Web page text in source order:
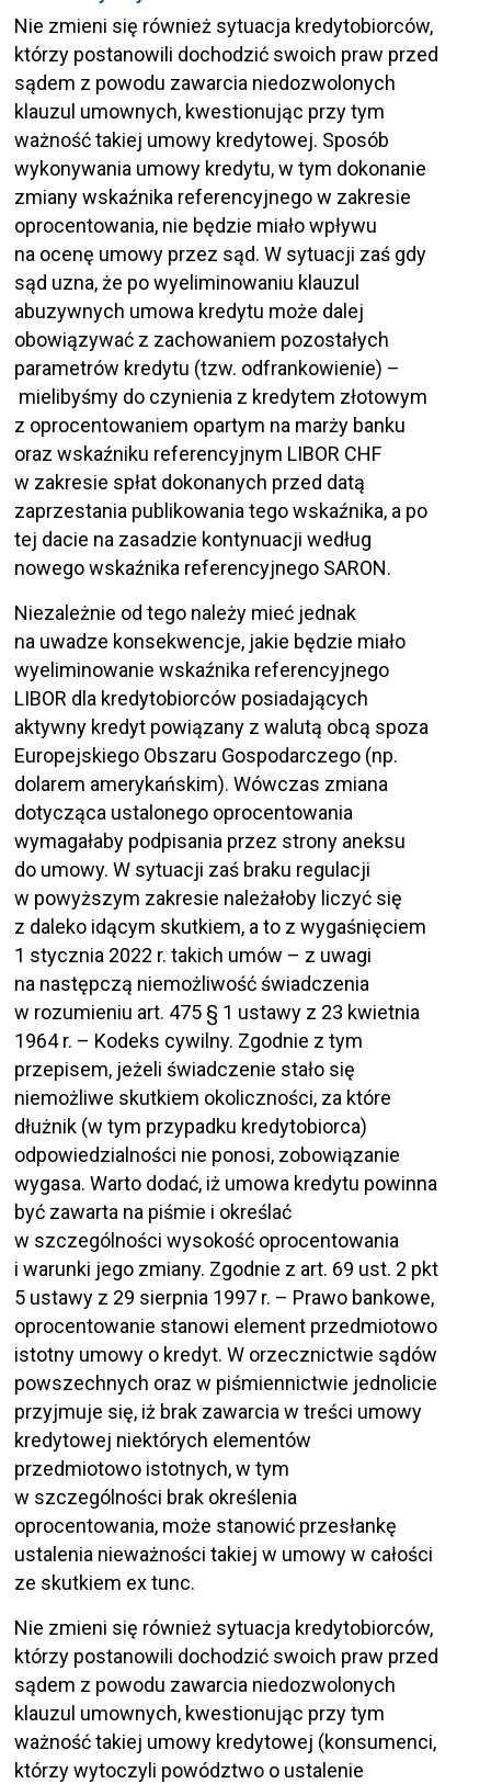
Nie zmieni się również sytuacja kredytobiorców,
którzy postanowili dochodzić swoich praw przed
sądem z powodu zawarcia niedozwolonych
klauzul umownych, kwestionując przy tym
ważność takiej umowy kredytowej. Sposób
wykonywania umowy kredytu, w tym dokonanie
zmiany wskaźnika referencyjnego w zakresie
oprocentowania, nie będzie miało wpływu
na ocenę umowy przez sąd. W sytuacji zaś gdy
sąd uzna, że po wyeliminowaniu klauzul
abuzywnych umowa kredytu może dalej
obowiązywać z zachowaniem pozostałych
parametrów kredytu (tzw. odfrankowienie) –
mielibyśmy do czynienia z kredytem złotowym
z oprocentowaniem opartym na marży banku
oraz wskaźniku referencyjnym LIBOR CHF
w zakresie spłat dokonanych przed datą
zaprzestania publikowania tego wskaźnika, a po
tej dacie na zasadzie kontynuacji według
nowego wskaźnika referencyjnego SARON.
Niezależnie od tego należy mieć jednak
na uwadze konsekwencje, jakie będzie miało
wyeliminowanie wskaźnika referencyjnego
LIBOR dla kredytobiorców posiadających
aktywny kredyt powiązany z walutą obcą spoza
Europejskiego Obszaru Gospodarczego (np.
dolarem amerykańskim). Wówczas zmiana
dotycząca ustalonego oprocentowania
wymagałaby podpisania przez strony aneksu
do umowy. W sytuacji zaś braku regulacji
w powyższym zakresie należałoby liczyć się
z daleko idącym skutkiem, a to z wygaśnięciem
1 stycznia 2022 r. takich umów – z uwagi
na następczą niemożliwość świadczenia
w rozumieniu art. 475 § 1 ustawy z 23 kwietnia
1964 r. – Kodeks cywilny. Zgodnie z tym
przepisem, jeżeli świadczenie stało się
niemożliwe skutkiem okoliczności, za które
dłużnik (w tym przypadku kredytobiorca)
odpowiedzialności nie ponosi, zobowiązanie
wygasa. Warto dodać, iż umowa kredytu powinna
być zawarta na piśmie i określać
w szczególności wysokość oprocentowania
i warunki jego zmiany. Zgodnie z art. 69 ust. 2 pkt
5 ustawy z 29 sierpnia 1997 r. – Prawo bankowe,
oprocentowanie stanowi element przedmiotowo
istotny umowy o kredyt. W orzecznictwie sądów
powszechnych oraz w piśmiennictwie jednolicie
przyjmuje się, iż brak zawarcia w treści umowy
kredytowej niektórych elementów
przedmiotowo istotnych, w tym
w szczególności brak określenia
oprocentowania, może stanowić przesłankę
ustalenia nieważności takiej w umowy w całości
ze skutkiem ex tunc.
Nie zmieni się również sytuacja kredytobiorców,
którzy postanowili dochodzić swoich praw przed
sądem z powodu zawarcia niedozwolonych
klauzul umownych, kwestionując przy tym
ważność takiej umowy kredytowej (konsumenci,
którzy wytoczyli powództwo o ustalenie